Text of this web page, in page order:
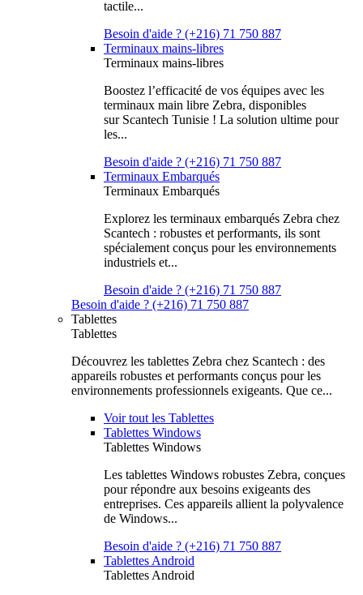
tactile...
Besoin d'aide ? (+216) 71 750 887
Terminaux mains-libres
Terminaux mains-libres
Boostez l’efficacité de vos équipes avec les
terminaux main libre Zebra, disponibles
sur Scantech Tunisie ! La solution ultime pour
les...
Besoin d'aide ? (+216) 71 750 887
Terminaux Embarqués
Terminaux Embarqués
Explorez les terminaux embarqués Zebra chez
Scantech : robustes et performants, ils sont
spécialement conçus pour les environnements
industriels et...
Besoin d'aide ? (+216) 71 750 887
Besoin d'aide ? (+216) 71 750 887
Tablettes
Tablettes
Découvrez les tablettes Zebra chez Scantech : des
appareils robustes et performants conçus pour les
environnements professionnels exigeants. Que ce...
Voir tout les Tablettes
Tablettes Windows
Tablettes Windows
Les tablettes Windows robustes Zebra, conçues
pour répondre aux besoins exigeants des
entreprises. Ces appareils allient la polyvalence
de Windows...
Besoin d'aide ? (+216) 71 750 887
Tablettes Android
Tablettes Android